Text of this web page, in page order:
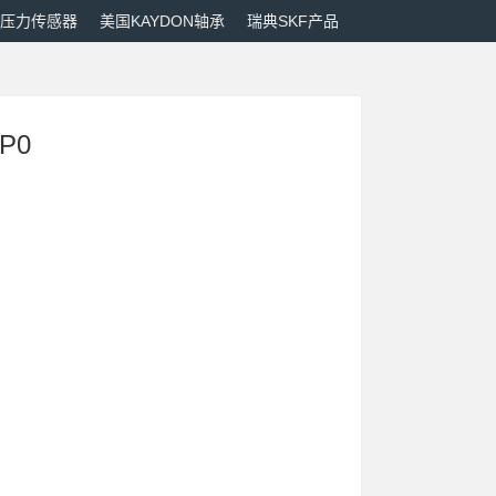
力传感器 美国KAYDON轴承 瑞典SKF产品